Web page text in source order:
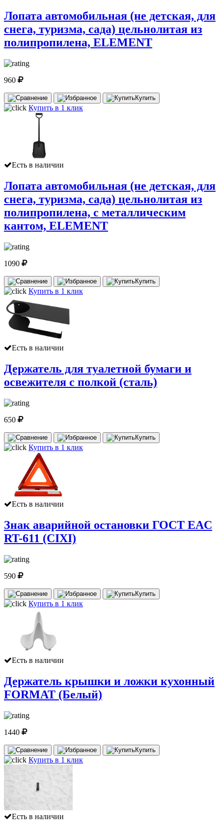
Лопата автомобильная (не детская, для
снега, туризма, сада) цельнолитая из
полипропилена, ELEMENT
960
Купить
Купить в 1 клик
Есть в наличии
Лопата автомобильная (не детская, для
снега, туризма, сада) цельнолитая из
полипропилена, с металлическим
кантом, ELEMENT
1090
Купить
Купить в 1 клик
Есть в наличии
Держатель для туалетной бумаги и
освежителя с полкой (сталь)
650
Купить
Купить в 1 клик
Есть в наличии
Знак аварийной остановки ГОСТ EAC
RT-611 (CIXI)
590
Купить
Купить в 1 клик
Есть в наличии
Держатель крышки и ложки кухонный
FORMAT (Белый)
1440
Купить
Купить в 1 клик
Есть в наличии